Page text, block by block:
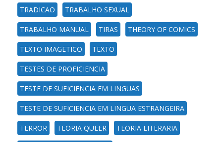
TRADICAO TRABALHO SEXUAL
TRABALHO MANUAL TIRAS THEORY OF COMICS
TEXTO IMAGETICO TEXTO
TESTES DE PROFICIENCIA
TESTE DE SUFICIENCIA EM LINGUAS
TESTE DE SUFICIENCIA EM LINGUA ESTRANGEIRA
TERROR TEORIA QUEER TEORIA LITERARIA